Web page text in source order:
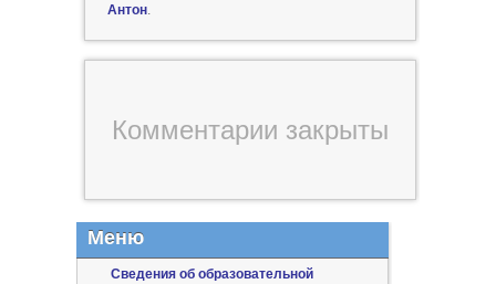
Антон.
Комментарии закрыты
Меню
Сведения об образовательной